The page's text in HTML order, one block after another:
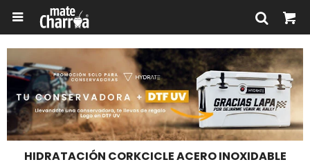

HIDRATACIÓN CORKCICLE ACERO INOXIDABLE